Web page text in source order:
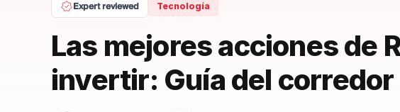
Expert reviewed Tecnología
Las mejores acciones de
invertir: Guía del corredor